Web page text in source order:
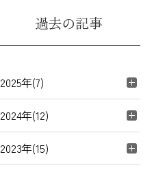
過去の記事
2025年(7)
2024年(12)
2023年(15)